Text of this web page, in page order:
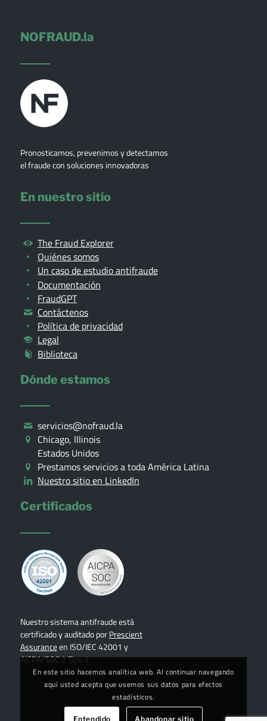
NOFRAUD.la
Pronosticamos, prevenimos y detectamos
el fraude con soluciones innovadoras
En nuestro sitio
The Fraud Explorer
Quiénes somos
Un caso de estudio antifraude
Documentación
FraudGPT
Contáctenos
Política de privacidad
Legal
Biblioteca
Dónde estamos
servicios@nofraud.la
Chicago, Illinois
Estados Unidos
Prestamos servicios a toda América Latina
Nuestro sitio en LinkedIn
Certificados
Nuestro sistema antifraude está
certificado y auditado porPrescient
Assuranceen ISO/IEC 42001 y
AICPA/SOC 2 Tipo 1
En este sitio hacemos analítica web. Al continuar navegando
aquí usted acepta que usemos sus datos para efectos
estadísticos.
Entendido Abandonar sitio